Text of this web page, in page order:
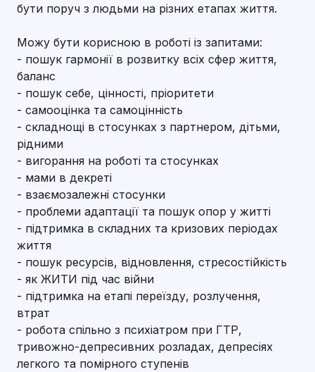
бути поруч з людьми на різних етапах життя.
Можу бути корисною в роботі із запитами:
- пошук гармонії в розвитку всіх сфер життя,
баланс
- пошук себе, цінності, пріоритети
- самооцінка та самоцінність
- складнощі в стосунках з партнером, дітьми,
рідними
- вигорання на роботі та стосунках
- мами в декреті
- взаємозалежні стосунки
- проблеми адаптації та пошук опор у житті
- підтримка в складних та кризових періодах
життя
- пошук ресурсів, відновлення, стресостійкість
- як ЖИТИ під час війни
- підтримка на етапі переїзду, розлучення,
втрат
- робота спільно з психіатром при ГТР,
тривожно-депресивних розладах, депресіях
легкого та помірного ступенів